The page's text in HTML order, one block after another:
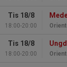
Tis 18/8
18:00-20:00
Tis 18/8
18:00-20:00